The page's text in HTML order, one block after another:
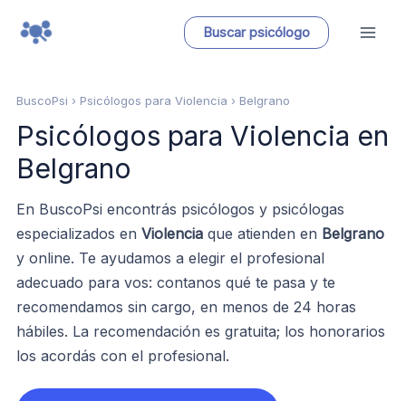
Buscar psicólogo
BuscoPsi › Psicólogos para Violencia › Belgrano
Psicólogos para Violencia en
Belgrano
En BuscoPsi encontrás psicólogos y psicólogas
especializados en Violencia que atienden en Belgrano
y online. Te ayudamos a elegir el profesional
adecuado para vos: contanos qué te pasa y te
recomendamos sin cargo, en menos de 24 horas
hábiles. La recomendación es gratuita; los honorarios
los acordás con el profesional.